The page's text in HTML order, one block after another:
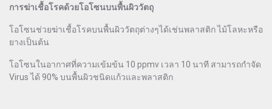
การฆ่าเชื้อโรคด้วยโอโซนบนพื้นผิววัตถุ
โอโซนช่วยฆ่าเชื้อโรคบนพื้นผิววัตถุต่างๆได้เช่นพลาสติก ไม้โลหะหรือ
ยางเป็นต้น
โอโซนในอากาศที่ความเข้มข้น 10 ppmv เวลา 10 นาที สามารถกำจัด
Virus ได้ 90% บนพื้นผิวชนิดแก้วและพลาสติก